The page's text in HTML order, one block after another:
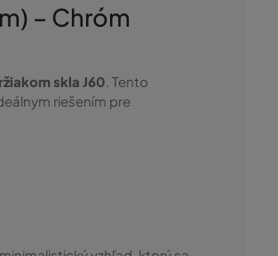
– Chróm
skla J60. Tento
riešením pre